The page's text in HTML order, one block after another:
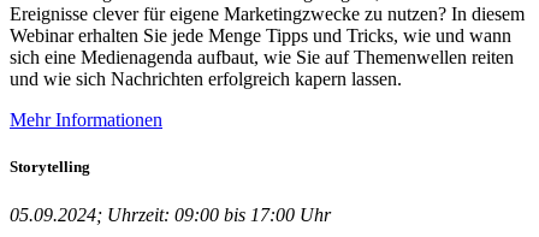
Ereignisse clever für eigene Marketingzwecke zu nutzen? In diesem
Webinar erhalten Sie jede Menge Tipps und Tricks, wie und wann
sich eine Medienagenda aufbaut, wie Sie auf Themenwellen reiten
und wie sich Nachrichten erfolgreich kapern lassen.
Mehr Informationen
Storytelling
05.09.2024; Uhrzeit: 09:00 bis 17:00 Uhr